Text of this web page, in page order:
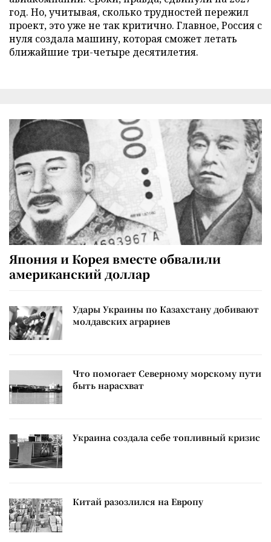
год. Но, учитывая, сколько трудностей пережил
проект, это уже не так критично. Главное, Россия с
нуля создала машину, которая сможет летать
ближайшие три-четыре десятилетия.
Япония и Корея вместе обвалили
американский доллар
Удары Украины по Казахстану добивают
молдавских аграриев
Что помогает Северному морскому пути
быть нарасхват
Украина создала себе топливный кризис
Китай разозлился на Европу